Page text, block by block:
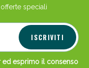
speciali
ISCRIVITI
ed esprimo il consenso